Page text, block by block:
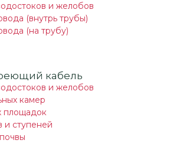
и желобов
(внутрь трубы)
(на трубу)
кабель
и желобов
камер
площадок
и ступеней